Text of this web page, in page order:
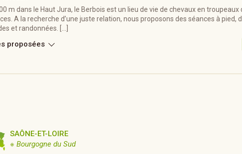
m dans le Haut Jura, le Berbois est un lieu de vie de chevaux en troupeaux
A la recherche d’une juste relation, nous proposons des séances à pied,
et randonnées. […]
proposées
SAÔNE-ET-LOIRE
※ Bourgogne du Sud